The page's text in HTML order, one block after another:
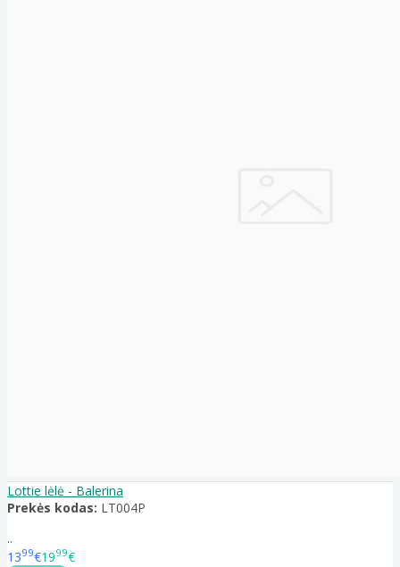
Lottie lėlė - Balerina
Prekės kodas: LT004P
..
1399€1999€